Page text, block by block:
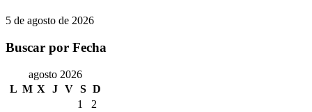
5 de agosto de 2026
Buscar por Fecha
agosto 2026
L M X J V S D
1
2